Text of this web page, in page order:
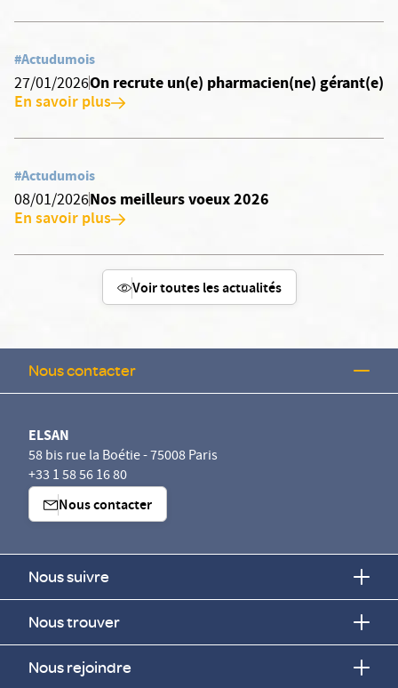
#Actudumois
27/01/2026On recrute un(e) pharmacien(ne) gérant(e)
En savoir plus
#Actudumois
08/01/2026Nos meilleurs voeux 2026
En savoir plus
Voir toutes les actualités
Nous contacter
ELSAN
58 bis rue la Boétie - 75008 Paris
+33 1 58 56 16 80
Nous contacter
Nous suivre
Nous trouver
Nous rejoindre